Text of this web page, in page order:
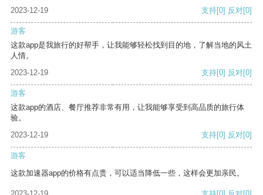
2023-12-19
支持[0] 反对[0]
游客
这款app是我旅行的好帮手，让我能够轻松找到目的地，了解当地的风土
人情。
2023-12-19
支持[0] 反对[0]
游客
这款app的酒店、餐厅推荐非常有用，让我能够享受到高品质的旅行体
验。
2023-12-19
支持[0] 反对[0]
游客
这款加速器app的价格有点贵，可以适当降低一些，这样会更加亲民。